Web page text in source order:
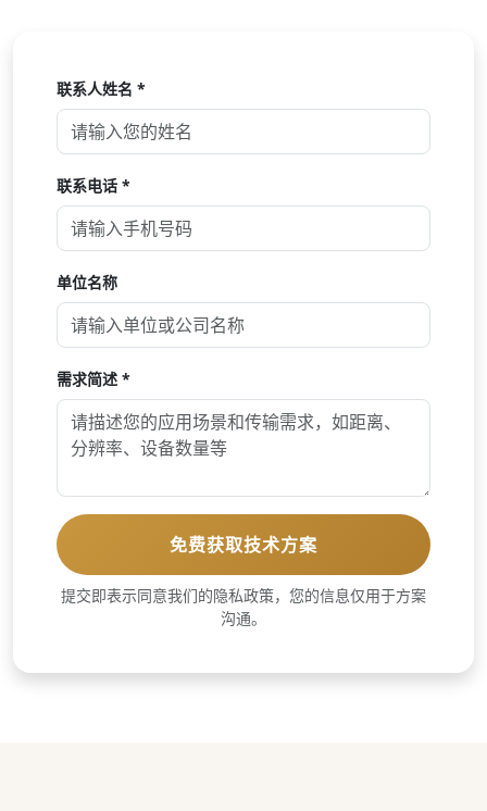
联系人姓名 *
联系电话 *
单位名称
需求简述 *
免费获取技术方案
提交即表示同意我们的隐私政策，您的信息仅用于方案
沟通。